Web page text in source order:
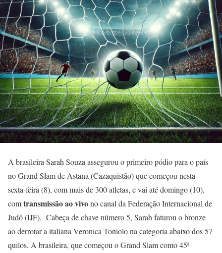
A brasileira Sarah Souza assegurou o primeiro pódio para o país
no Grand Slam de Astana (Cazaquistão) que começou nesta
sexta-feira (8), com mais de 300 atletas, e vai até domingo (10),
comtransmissão ao vivono canal da Federação Internacional de
Judô (IJF). Cabeça de chave número 5, Sarah faturou o bronze
ao derrotar a italiana Veronica Toniolo na categoria abaixo dos 57
quilos. A brasileira, que começou o Grand Slam como 45ª